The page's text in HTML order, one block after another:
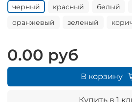
черный красный белый
оранжевый
зеленый
0.00 руб
В корзину
Купить в 1